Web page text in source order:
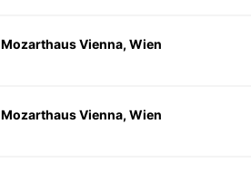
Mozarthaus Vienna, Wien
Mozarthaus Vienna, Wien